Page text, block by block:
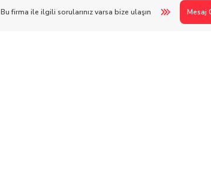
Bu firma ile ilgili sorularınız varsa bize ulaşın Mesaj